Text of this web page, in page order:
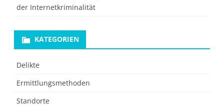
der Internetkriminalität
KATEGORIEN
Delikte
Ermittlungsmethoden
Standorte